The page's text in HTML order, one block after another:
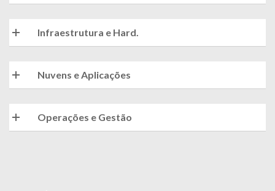
Infraestrutura e Hard.
Nuvens e Aplicações
Operações e Gestão